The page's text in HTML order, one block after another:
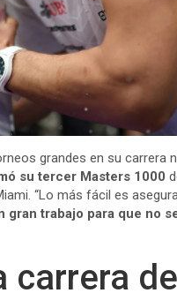
grandes en su carrera
su tercer Masters 1000
“Lo más fácil es
gran trabajo para que no
carrera